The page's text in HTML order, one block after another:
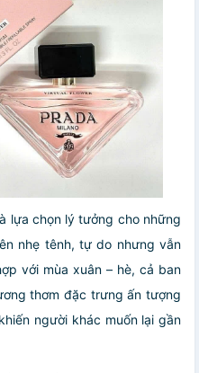
lựa chọn lý tưởng cho những
nhẹ tênh, tự do nhưng vẫn
với mùa xuân – hè, cả ban
thơm đặc trưng ấn tượng
người khác muốn lại gần